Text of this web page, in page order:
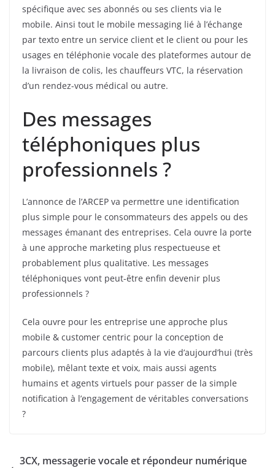
spécifique avec ses abonnés ou ses clients via le
mobile. Ainsi tout le mobile messaging lié à l’échange
par texto entre un service client et le client ou pour les
usages en téléphonie vocale des plateformes autour de
la livraison de colis, les chauffeurs VTC, la réservation
d’un rendez-vous médical ou autre.
Des messages
téléphoniques plus
professionnels ?
L’annonce de l’ARCEP va permettre une identification
plus simple pour le consommateurs des appels ou des
messages émanant des entreprises. Cela ouvre la porte
à une approche marketing plus respectueuse et
probablement plus qualitative. Les messages
téléphoniques vont peut-être enfin devenir plus
professionnels ?
Cela ouvre pour les entreprise une approche plus
mobile & customer centric pour la conception de
parcours clients plus adaptés à la vie d’aujourd’hui (très
mobile), mêlant texte et voix, mais aussi agents
humains et agents virtuels pour passer de la simple
notification à l’engagement de véritables conversations
?
3CX, messagerie vocale et répondeur numérique